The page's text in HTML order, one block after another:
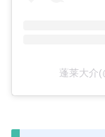
蓬莱大介